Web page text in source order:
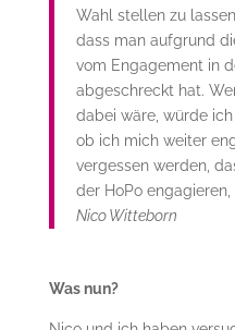
Wahl stellen zu
dass man aufgrund
vom Engagement in
abgeschreckt hat.
dabei wäre, würde
ob ich mich weiter
vergessen werden,
der HoPo
Nico Witteborn
Was nun?